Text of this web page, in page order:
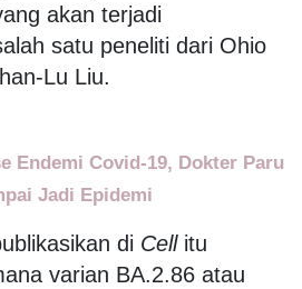
akan terjadi
satu peneliti dari Ohio
Lu Liu.
Endemi Covid-19, Dokter Paru
Jadi Epidemi
di Cellitu
varian BA.2.86 atau